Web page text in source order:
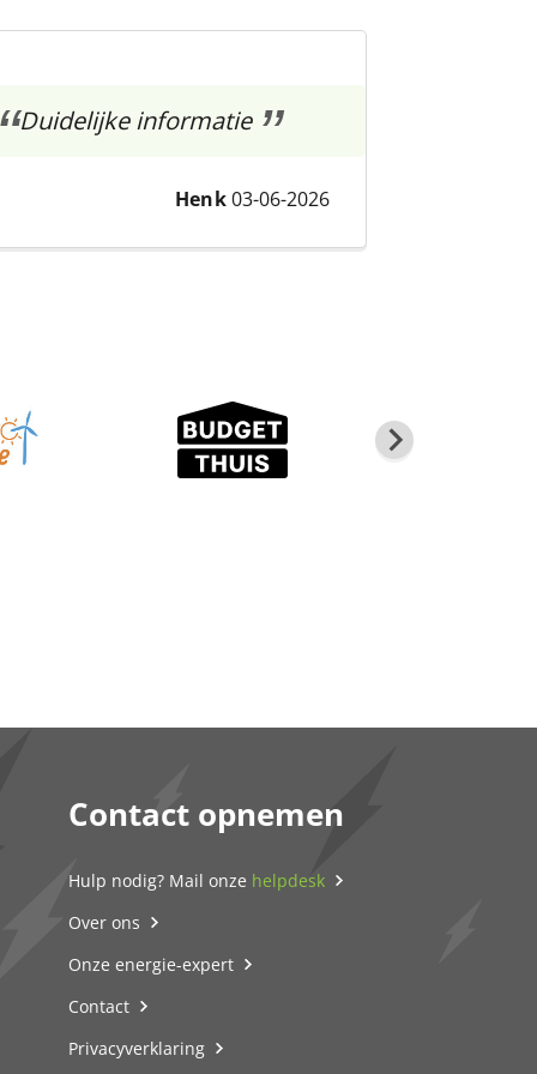
Duidelijke informatie
Henk03-06-2026
Contact opnemen
Hulp nodig? Mail onze helpdesk
Over ons
Onze energie-expert
Contact
Privacyverklaring